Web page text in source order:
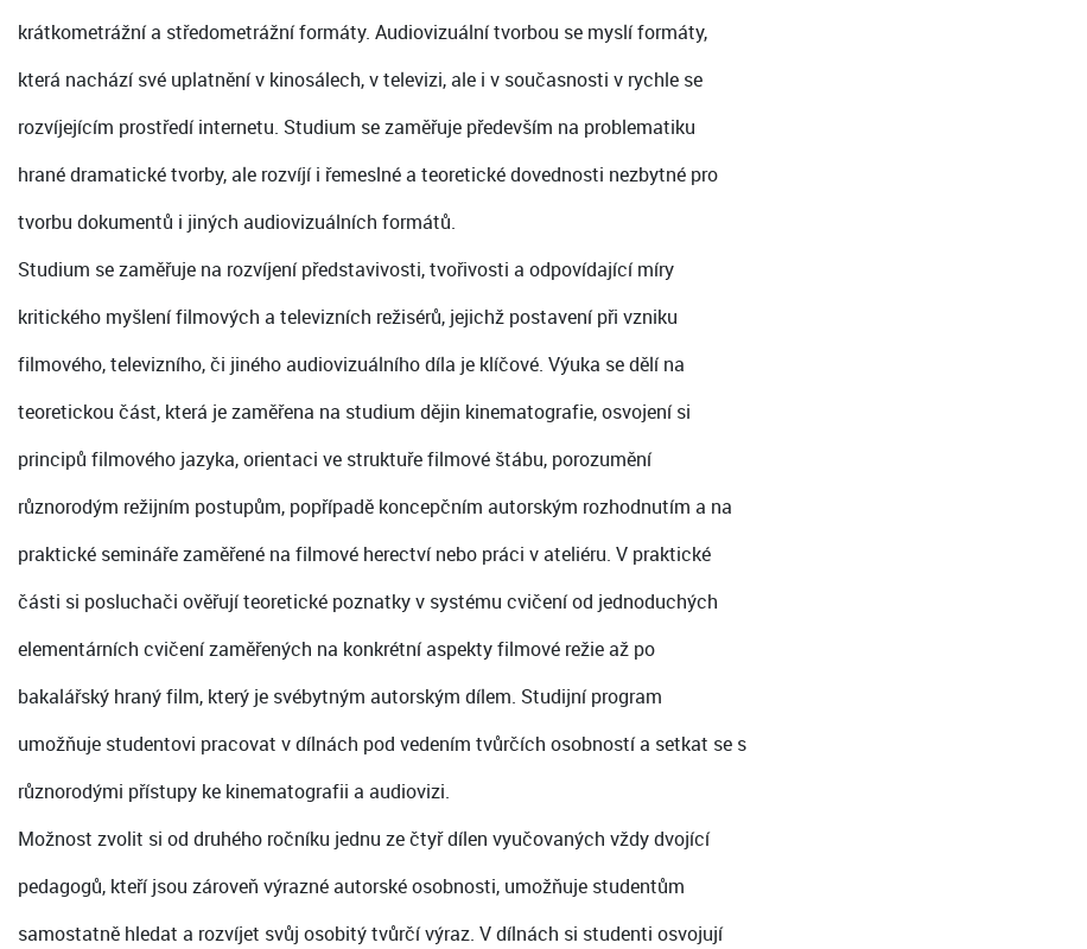
krátkometrážní a středometrážní formáty. Audiovizuální tvorbou se myslí formáty,
která nachází své uplatnění v kinosálech, v televizi, ale i v současnosti v rychle se
rozvíjejícím prostředí internetu. Studium se zaměřuje především na problematiku
hrané dramatické tvorby, ale rozvíjí i řemeslné a teoretické dovednosti nezbytné pro
tvorbu dokumentů i jiných audiovizuálních formátů.
Studium se zaměřuje na rozvíjení představivosti, tvořivosti a odpovídající míry
kritického myšlení filmových a televizních režisérů, jejichž postavení při vzniku
filmového, televizního, či jiného audiovizuálního díla je klíčové. Výuka se dělí na
teoretickou část, která je zaměřena na studium dějin kinematografie, osvojení si
principů filmového jazyka, orientaci ve struktuře filmové štábu, porozumění
různorodým režijním postupům, popřípadě koncepčním autorským rozhodnutím a na
praktické semináře zaměřené na filmové herectví nebo práci v ateliéru. V praktické
části si posluchači ověřují teoretické poznatky v systému cvičení od jednoduchých
elementárních cvičení zaměřených na konkrétní aspekty filmové režie až po
bakalářský hraný film, který je svébytným autorským dílem. Studijní program
umožňuje studentovi pracovat v dílnách pod vedením tvůrčích osobností a setkat se s
různorodými přístupy ke kinematografii a audiovizi.
Možnost zvolit si od druhého ročníku jednu ze čtyř dílen vyučovaných vždy dvojící
pedagogů, kteří jsou zároveň výrazné autorské osobnosti, umožňuje studentům
samostatně hledat a rozvíjet svůj osobitý tvůrčí výraz. V dílnách si studenti osvojují